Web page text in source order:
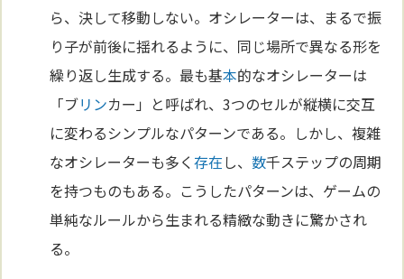
ら、決して移動しない。オシレーターは、まるで振
り子が前後に揺れるように、同じ場所で異なる形を
繰り返し生成する。最も基本的なオシレーターは
「ブリンカー」と呼ばれ、3つのセルが縦横に交互
に変わるシンプルなパターンである。しかし、複雑
なオシレーターも多く存在し、数千ステップの周期
を持つものもある。こうしたパターンは、ゲームの
単純なルールから生まれる精緻な動きに驚かされ
る。